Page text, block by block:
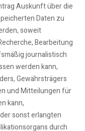
Auskunft über die
Daten zu
soweit
Bearbeitung
journalistisch
werden kann,
Gewährsträgers
und Mitteilungen für
kann,
sonst erlangten
durch